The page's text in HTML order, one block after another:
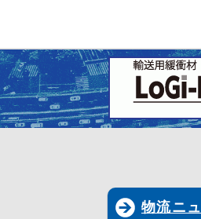
物流ニ